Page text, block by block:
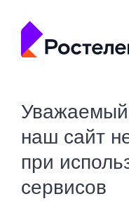
Уважаемый
наш сайт
при
сервисов